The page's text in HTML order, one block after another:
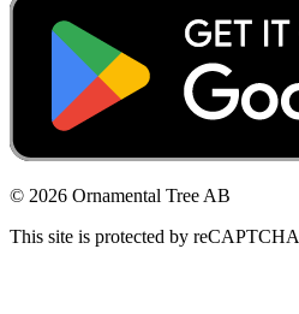
© 2026 Ornamental Tree AB
This site is protected by reCAPTCHA